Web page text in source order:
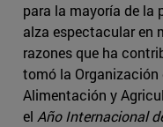
para la mayoría de la
alza espectacular en
razones que ha
tomó la Organización
Alimentación y
el Año Internacional